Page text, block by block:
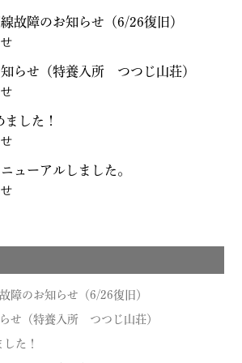
故障のお知らせ（6/26復旧）
らせ（特養入所 つつじ山荘）
した！
ューアルしました。
障のお知らせ（6/26復旧）
せ（特養入所 つつじ山荘）
た！